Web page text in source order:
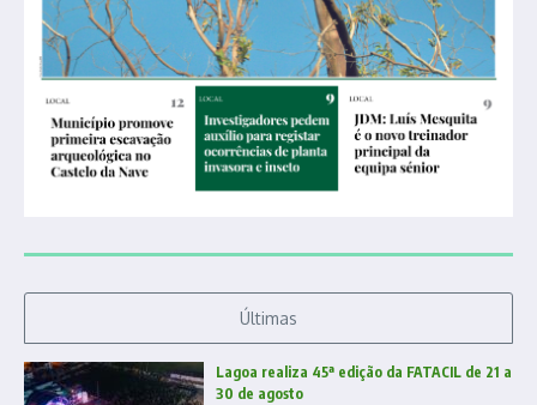
Últimas
Lagoa realiza 45ª edição da FATACIL de 21 a
30 de agosto